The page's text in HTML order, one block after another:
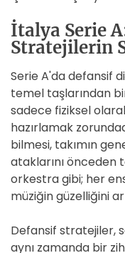
İtalya Serie
Stratejilerin
Serie A'da defansif
temel taşlarından
sadece fiziksel
hazırlamak
bilmesi, takımın
ataklarını önceden
orkestra gibi; her
müziğin güzelliğini
Defansif stratejiler,
aynı zamanda bir